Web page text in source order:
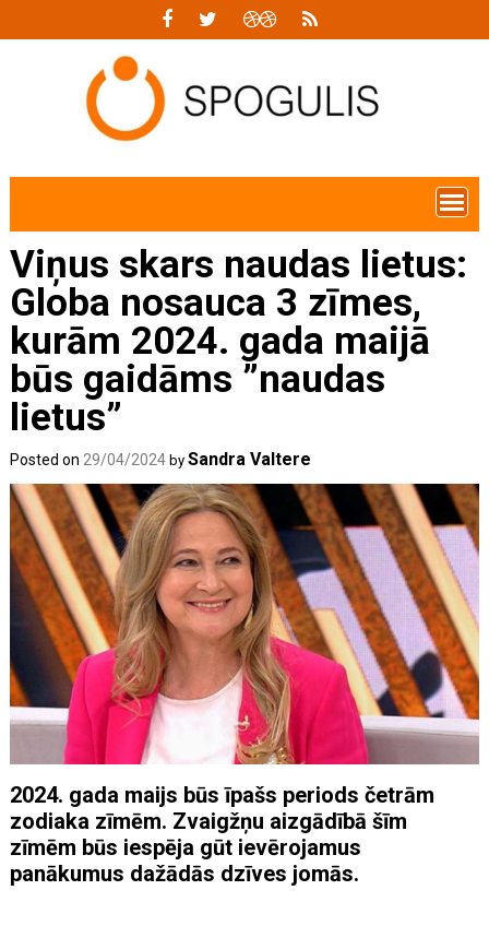
Viņus skars naudas lietus:
Globa nosauca 3 zīmes,
kurām 2024. gada maijā
būs gaidāms ”naudas
lietus”
Posted on 29/04/2024 bySandra Valtere
2024. gada maijs būs īpašs periods četrām
zodiaka zīmēm. Zvaigžņu aizgādībā šīm
zīmēm būs iespēja gūt ievērojamus
panākumus dažādās dzīves jomās.